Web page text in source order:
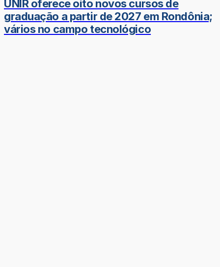
UNIR oferece oito novos cursos de
graduação a partir de 2027 em Rondônia;
vários no campo tecnológico